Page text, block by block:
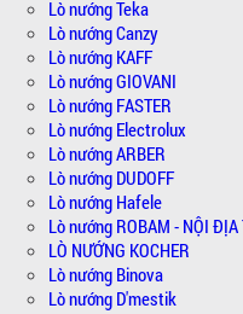
Lò nướng Teka
Lò nướng Canzy
Lò nướng KAFF
Lò nướng GIOVANI
Lò nướng FASTER
Lò nướng Electrolux
Lò nướng ARBER
Lò nướng DUDOFF
Lò nướng Hafele
Lò nướng ROBAM - NỘI ĐỊA
LÒ NƯỚNG KOCHER
Lò nướng Binova
Lò nướng D'mestik